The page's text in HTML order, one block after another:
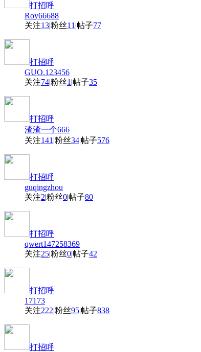
打招呼
Roy66688
关注13|粉丝11 |帖子77
打招呼
GUO.123456
关注74|粉丝1 |帖子35
打招呼
渣渣一个666
关注141 |粉丝34|帖子576
打招呼
guqingzhou
关注2|粉丝0|帖子80
打招呼
qwert147258369
关注25|粉丝0|帖子42
打招呼
17173
关注222|粉丝95|帖子838
打招呼